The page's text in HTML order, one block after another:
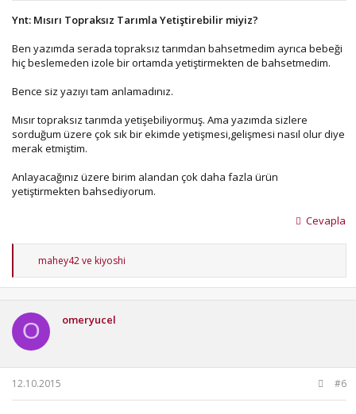
Ynt: Mısırı Topraksız Tarımla Yetiştirebilir miyiz?
Ben yazımda serada topraksız tarımdan bahsetmedim ayrıca bebeği
hiç beslemeden izole bir ortamda yetiştirmekten de bahsetmedim.
Bence siz yazıyı tam anlamadınız.
Mısır topraksız tarımda yetişebiliyormuş. Ama yazımda sizlere
sorduğum üzere çok sık bir ekimde yetişmesi,gelişmesi nasıl olur diye
merak etmiştim.
Anlayacağınız üzere birim alandan çok daha fazla ürün
yetiştirmekten bahsediyorum.
Cevapla
T
p
l
e
r
mahey42ve kiyoshi
O omeryucel
12.10.2015 #6